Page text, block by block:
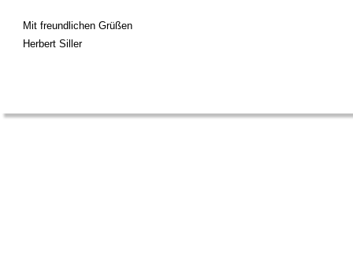
Mit freundlichen Grüßen
Herbert Siller